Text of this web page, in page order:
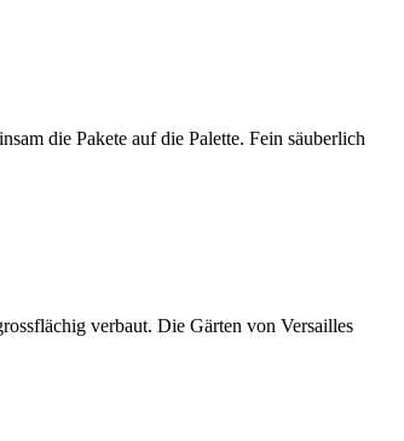
die Pakete auf die Palette. Fein säuberlich
verbaut. Die Gärten von Versailles